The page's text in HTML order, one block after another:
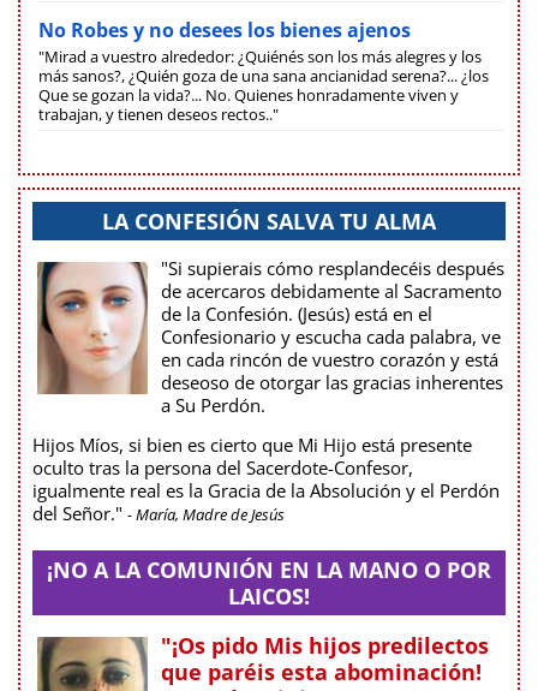
No Robes y no desees los bienes ajenos
"Mirad a vuestro alrededor: ¿Quiénés son los más alegres y los
más sanos?, ¿Quién goza de una sana ancianidad serena?... ¿los
Que se gozan la vida?... No. Quienes honradamente viven y
trabajan, y tienen deseos rectos.."
LA CONFESIÓN SALVA TU ALMA
"Si supierais cómo resplandecéis después
de acercaros debidamente al Sacramento
de la Confesión. (Jesús) está en el
Confesionario y escucha cada palabra, ve
en cada rincón de vuestro corazón y está
deseoso de otorgar las gracias inherentes
a Su Perdón.
Hijos Míos, si bien es cierto que Mi Hijo está presente
oculto tras la persona del Sacerdote-Confesor,
igualmente real es la Gracia de la Absolución y el Perdón
del Señor." - María, Madre de Jesús
¡NO A LA COMUNIÓN EN LA MANO O POR
LAICOS!
"¡Os pido Mis hijos predilectos
que paréis esta abominación!